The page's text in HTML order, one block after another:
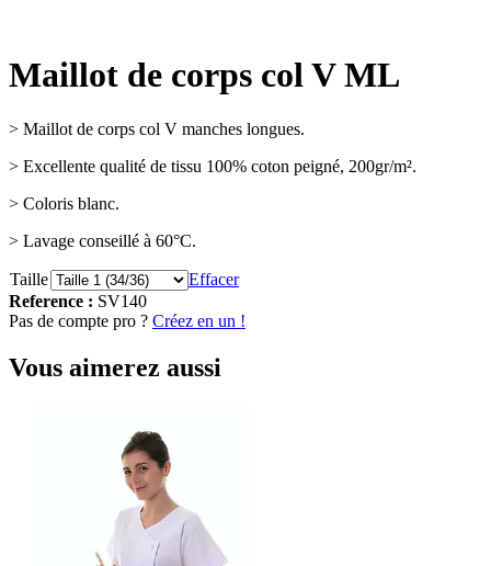
Maillot de corps col V ML
> Maillot de corps col V manches longues.
> Excellente qualité de tissu 100% coton peigné, 200gr/m².
> Coloris blanc.
> Lavage conseillé à 60°C.
Taille
Effacer
Reference : SV140
Pas de compte pro ? Créez en un !
Vous aimerez aussi